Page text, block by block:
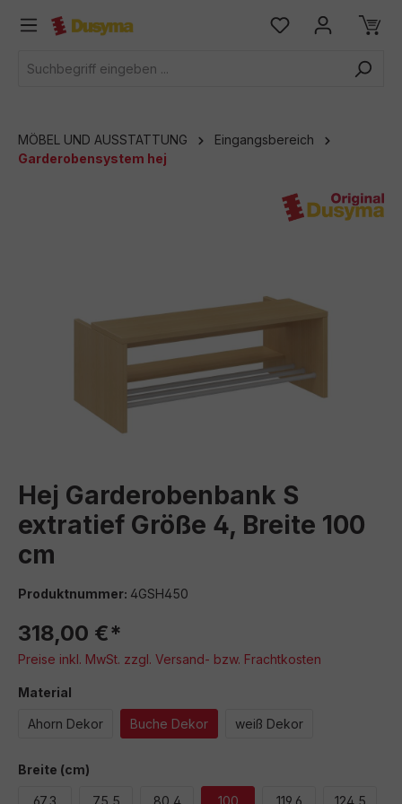
springen
MÖBEL UND AUSSTATTUNG
Eingangsbereich
Garderobensystem hej
Hej Garderobenbank S
extratief Größe 4, Breite 100
cm
Produktnummer: 4GSH450
318,00 €*
Preise inkl. MwSt. zzgl. Versand- bzw. Frachtkosten
Material
Ahorn Dekor Buche Dekor weiß Dekor
Breite (cm)
67,3 75,5 80,4 100 119,6 124,5